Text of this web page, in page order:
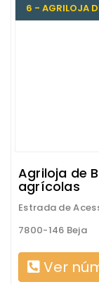
6 - AGRILOJA
Agriloja de
agrícolas
Estrada de
7800-146 Beja
Ver